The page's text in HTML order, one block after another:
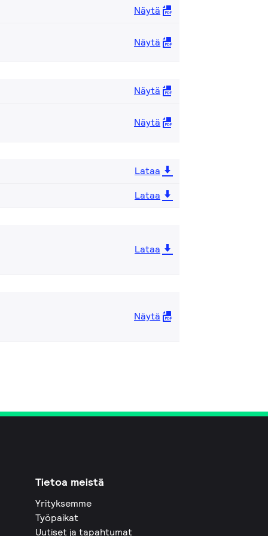
Näytä
Näytä
Näytä
Näytä
Lataa
Lataa
Lataa
Näytä
Tietoa meistä
Yrityksemme
Työpaikat
Uutiset ja tapahtumat